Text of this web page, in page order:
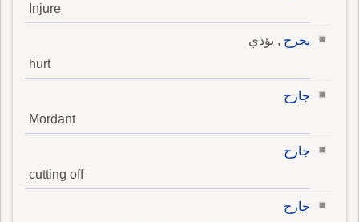
Injure
يجرح , يؤذي
hurt
جارح
Mordant
جارح
cutting off
جارح